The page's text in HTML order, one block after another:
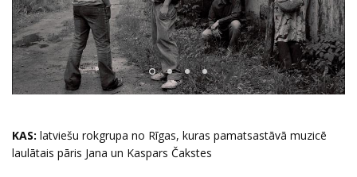
KAS: latviešu rokgrupa no Rīgas, kuras pamatsastāvā muzicē
laulātais pāris Jana un Kaspars Čakstes